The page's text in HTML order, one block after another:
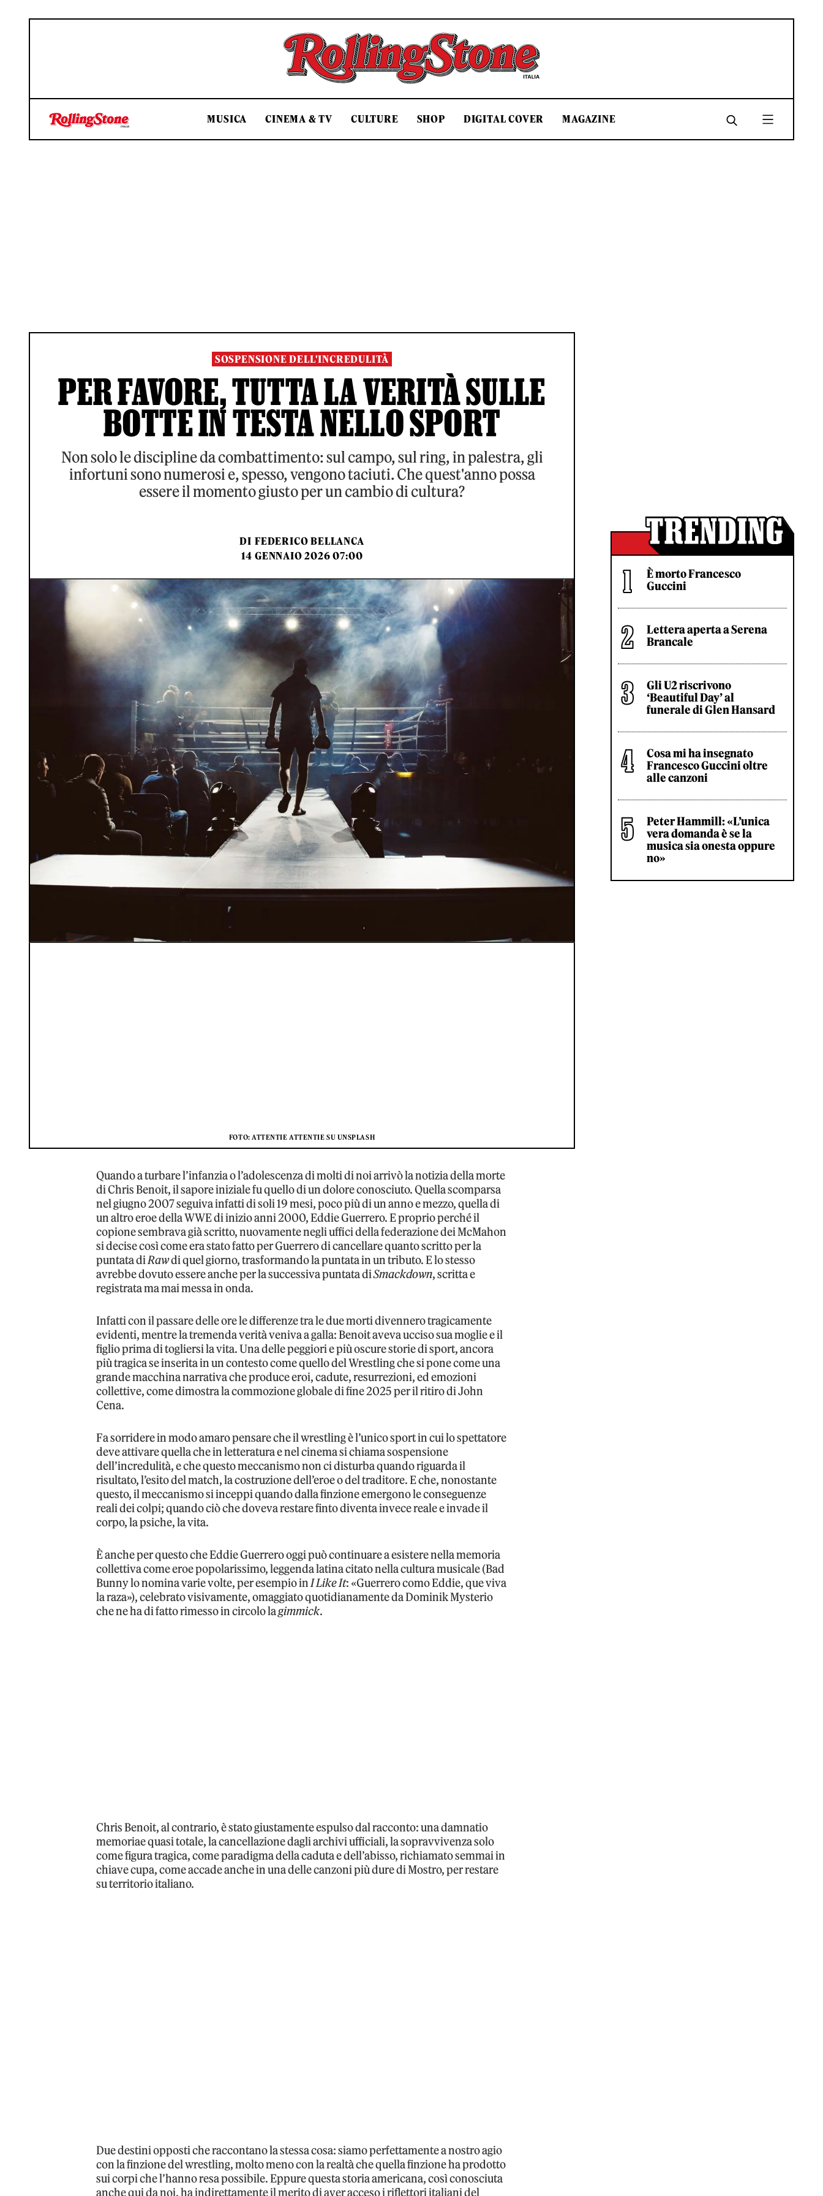
Rolling Stone Italia
MUSICA CINEMA & TV CULTURE SHOP DIGITAL COVER MAGAZINE
SOSPENSIONE DELL'INCREDULITÀ
PER FAVORE, TUTTA LA VERITÀ SULLE
BOTTE IN TESTA NELLO SPORT
Non solo le discipline da combattimento: sul campo, sul ring, in palestra, gli
infortuni sono numerosi e, spesso, vengono taciuti. Che quest'anno possa
essere il momento giusto per un cambio di cultura?
DI FEDERICO BELLANCA
14 GENNAIO 2026 07:00
FOTO: ATTENTIE ATTENTIE SU UNSPLASH
Quando a turbare l’infanzia o l’adolescenza di molti di noi arrivò la notizia della morte
di Chris Benoit, il sapore iniziale fu quello di un dolore conosciuto. Quella scomparsa
nel giugno 2007 seguiva infatti di soli 19 mesi, poco più di un anno e mezzo, quella di
un altro eroe della WWE di inizio anni 2000, Eddie Guerrero. E proprio perché il
copione sembrava già scritto, nuovamente negli uffici della federazione dei McMahon
si decise così come era stato fatto per Guerrero di cancellare quanto scritto per la
puntata diRawdi quel giorno, trasformando la puntata in un tributo. E lo stesso
avrebbe dovuto essere anche per la successiva puntata diSmackdown, scritta e
registrata ma mai messa in onda.
Infatti con il passare delle ore le differenze tra le due morti divennero tragicamente
evidenti, mentre la tremenda verità veniva a galla: Benoit aveva ucciso sua moglie e il
figlio prima di togliersi la vita. Una delle peggiori e più oscure storie di sport, ancora
più tragica se inserita in un contesto come quello del Wrestling che si pone come una
grande macchina narrativa che produce eroi, cadute, resurrezioni, ed emozioni
collettive, come dimostra la commozione globale di fine 2025 per il ritiro di John
Cena.
Fa sorridere in modo amaro pensare che il wrestling è l’unico sport in cui lo spettatore
deve attivare quella che in letteratura e nel cinema si chiama sospensione
dell’incredulità, e che questo meccanismo non ci disturba quando riguarda il
risultato, l’esito del match, la costruzione dell’eroe o del traditore. E che, nonostante
questo, il meccanismo si inceppi quando dalla finzione emergono le conseguenze
reali dei colpi; quando ciò che doveva restare finto diventa invece reale e invade il
corpo, la psiche, la vita.
È anche per questo che Eddie Guerrero oggi può continuare a esistere nella memoria
collettiva come eroe popolarissimo, leggenda latina citato nella cultura musicale (Bad
Bunny lo nomina varie volte, per esempio inI Like It: «Guerrero como Eddie, que viva
la raza»), celebrato visivamente, omaggiato quotidianamente da Dominik Mysterio
che ne ha di fatto rimesso in circolo lagimmick.
Chris Benoit, al contrario, è stato giustamente espulso dal racconto: una damnatio
memoriae quasi totale, la cancellazione dagli archivi ufficiali, la sopravvivenza solo
come figura tragica, come paradigma della caduta e dell’abisso, richiamato semmai in
chiave cupa, come accade anche in una delle canzoni più dure di Mostro, per restare
su territorio italiano.
Due destini opposti che raccontano la stessa cosa: siamo perfettamente a nostro agio
con la finzione del wrestling, molto meno con la realtà che quella finzione ha prodotto
sui corpi che l’hanno resa possibile. Eppure questa storia americana, così conosciuta
anche qui da noi, ha indirettamente il merito di aver acceso i riflettori italiani del
È morto Francesco
Guccini
Lettera aperta a Serena
Brancale
Gli U2 riscrivono
‘Beautiful Day’ al
funerale di Glen Hansard
Cosa mi ha insegnato
Francesco Guccini oltre
alle canzoni
Peter Hammill: «L’unica
vera domanda è se la
musica sia onesta oppure
no»